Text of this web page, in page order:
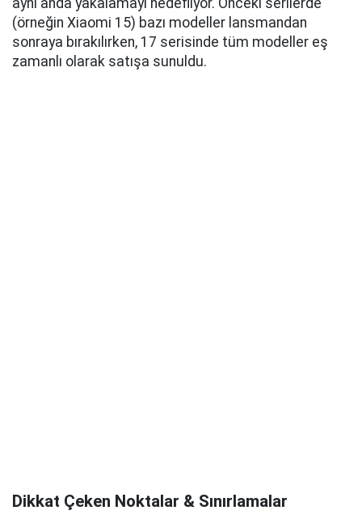
(örneğin Xiaomi 15) bazı modeller lansmandan
sonraya bırakılırken, 17 serisinde tüm modeller eş
zamanlı olarak satışa sunuldu.
Dikkat Çeken Noktalar & Sınırlamalar